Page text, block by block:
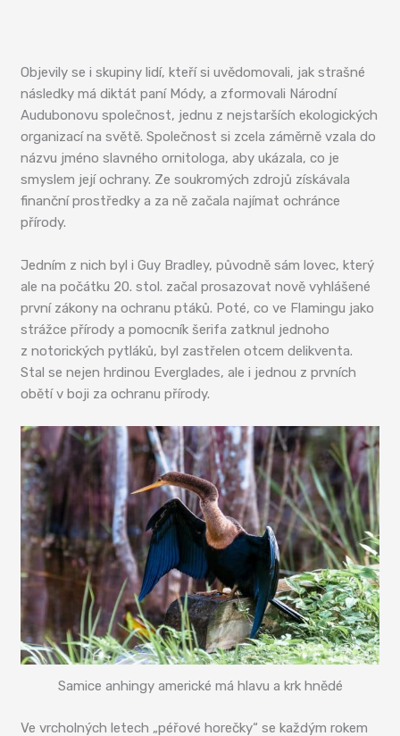
Objevily se i skupiny lidí, kteří si uvědomovali, jak strašné
následky má diktát paní Módy, a zformovali Národní
Audubonovu společnost, jednu z nejstarších ekologických
organizací na světě. Společnost si zcela záměrně vzala do
názvu jméno slavného ornitologa, aby ukázala, co je
smyslem její ochrany. Ze soukromých zdrojů získávala
finanční prostředky a za ně začala najímat ochránce
přírody.
Jedním z nich byl i Guy Bradley, původně sám lovec, který
ale na počátku 20. stol. začal prosazovat nově vyhlášené
první zákony na ochranu ptáků. Poté, co ve Flamingu jako
strážce přírody a pomocník šerifa zatknul jednoho
z notorických pytláků, byl zastřelen otcem delikventa.
Stal se nejen hrdinou Everglades, ale i jednou z prvních
obětí v boji za ochranu přírody.
Samice anhingy americké má hlavu a krk hnědé
Ve vrcholných letech „péřové horečky“ se každým rokem